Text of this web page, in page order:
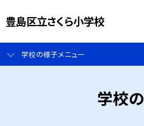
豊島区立さくら小学校
学校の様子メニュー
学校